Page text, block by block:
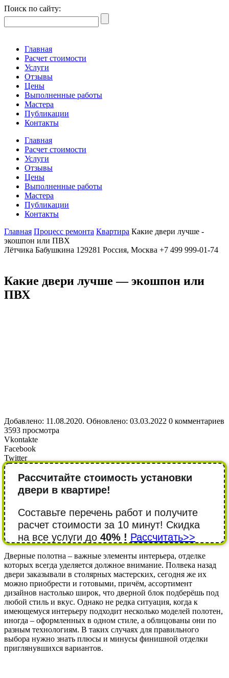
Поиск по сайту:
Главная
Расчет стоимости
Услуги
Отзывы
Цены
Выполненные работы
Мастера
Публикации
Контакты
Главная
Расчет стоимости
Услуги
Отзывы
Цены
Выполненные работы
Мастера
Публикации
Контакты
Главная Процесс ремонта Квартира Какие двери лучше -
экошпон или ПВХ
Лётчика Бабушкина 129281 Россия, Москва +7 499 999-01-74
Какие двери лучше — экошпон или
ПВХ
Добавлено: 11.08.2020. Обновлено: 03.03.2022 0 комментариев
3593 просмотра
Vkontakte
Facebook
Twitter
Рассчитайте стоимость установки
двери в квартире!
Составьте перечень работ и получите
расчет стоимости за 10 минут! Cкидка
на все услуги до 40% ! Рассчитать>>
Дверные полотна – важные элементы интерьера, отделке
которых всегда уделяется должное внимание. Полвека назад
двери заказывали в столярных мастерских, сегодня же их
можно приобрести и готовыми, причём, ассортимент
дизайнов настолько широк, что дверной блок подберёшь под
любой стиль и вкус. Однако не редка ситуация, когда к
имеющемуся интерьеру подходит несколько моделей полотен,
иногда – оформленных в одном стиле, а облицованы они по
разным технологиям. В таких случаях для правильного
выбора нужно знать плюсы и минусы финишной отделки
приглянувшихся вариантов.